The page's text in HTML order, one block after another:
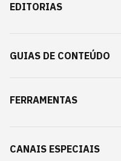
EDITORIAS
GUIAS DE CONTEÚDO
FERRAMENTAS
CANAIS ESPECIAIS